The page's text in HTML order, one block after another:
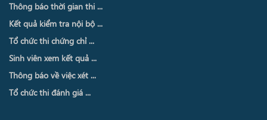
Thông báo thời gian thi ...
Kết quả kiểm tra nội bộ ...
Tổ chức thi chứng chỉ ...
Sinh viên xem kết quả ...
Thông báo về việc xét ...
Tổ chức thi đánh giá ...